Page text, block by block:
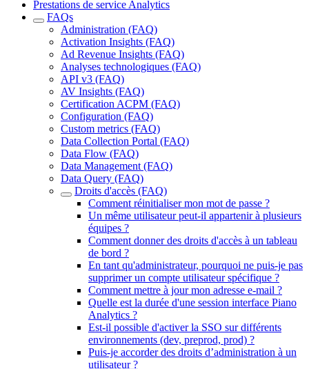
Prestations de service Analytics
FAQs
Administration (FAQ)
Activation Insights (FAQ)
Ad Revenue Insights (FAQ)
Analyses technologiques (FAQ)
API v3 (FAQ)
AV Insights (FAQ)
Certification ACPM (FAQ)
Configuration (FAQ)
Custom metrics (FAQ)
Data Collection Portal (FAQ)
Data Flow (FAQ)
Data Management (FAQ)
Data Query (FAQ)
Droits d'accès (FAQ)
Comment réinitialiser mon mot de passe ?
Un même utilisateur peut-il appartenir à plusieurs
équipes ?
Comment donner des droits d'accès à un tableau
de bord ?
En tant qu'administrateur, pourquoi ne puis-je pas
supprimer un compte utilisateur spécifique ?
Comment mettre à jour mon adresse e-mail ?
Quelle est la durée d'une session interface Piano
Analytics ?
Est-il possible d'activer la SSO sur différents
environnements (dev, preprod, prod) ?
Puis-je accorder des droits d’administration à un
utilisateur ?